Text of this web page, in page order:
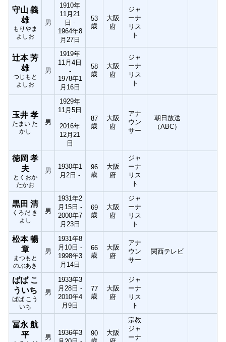
守山 義
雄
もりやま
よしお
男
1910年
11月21
日 -
1964年8
月27日
53
歳
大阪
府
ジャ
ーナ
リス
ト
辻本 芳
雄
つじもと
よしお
男
1919年
11月4日
-
1978年1
月16日
58
歳
大阪
府
ジャ
ーナ
リス
ト
玉井 孝
たまい た
かし
男
1929年
11月5日
-
2016年
12月21
日
87
歳
大阪
府
アナ
ウン
サー
朝日放送
（ABC）
徳岡 孝
夫
とくおか
たかお
男
1930年1
月2日 -
96
歳
大阪
府
ジャ
ーナ
リス
ト
黒田 清
くろだ き
よし
男
1931年2
月15日 -
2000年7
月23日
69
歳
大阪
府
ジャ
ーナ
リス
ト
松本 暢
章
まつもと
のぶあき
男
1931年8
月10日 -
1998年3
月14日
66
歳
大阪
府
アナ
ウン
サー
関西テレビ
ばば こ
ういち
ばば こう
いち
男
1933年3
月28日 -
2010年4
月9日
77
歳
大阪
府
ジャ
ーナ
リス
ト
冨永 航
平
男
1936年3
90
大阪
宗教
ジャ
ーナ